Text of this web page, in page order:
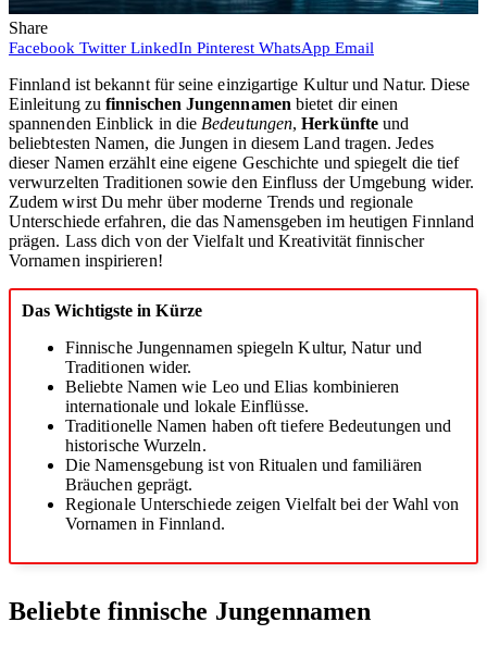
Share
Facebook Twitter LinkedIn Pinterest WhatsApp Email
Finnland ist bekannt für seine einzigartige Kultur und Natur. Diese
Einleitung zufinnischen Jungennamen bietet dir einen
spannenden Einblick in die Bedeutungen,Herkünfteund
beliebtesten Namen, die Jungen in diesem Land tragen. Jedes
dieser Namen erzählt eine eigene Geschichte und spiegelt die tief
verwurzelten Traditionen sowie den Einfluss der Umgebung wider.
Zudem wirst Du mehr über moderne Trends und regionale
Unterschiede erfahren, die das Namensgeben im heutigen Finnland
prägen. Lass dich von der Vielfalt und Kreativität finnischer
Vornamen inspirieren!
Das Wichtigste in Kürze
Finnische Jungennamen spiegeln Kultur, Natur und
Traditionen wider.
Beliebte Namen wie Leo und Elias kombinieren
internationale und lokale Einflüsse.
Traditionelle Namen haben oft tiefere Bedeutungen und
historische Wurzeln.
Die Namensgebung ist von Ritualen und familiären
Bräuchen geprägt.
Regionale Unterschiede zeigen Vielfalt bei der Wahl von
Vornamen in Finnland.
Beliebte finnische Jungennamen